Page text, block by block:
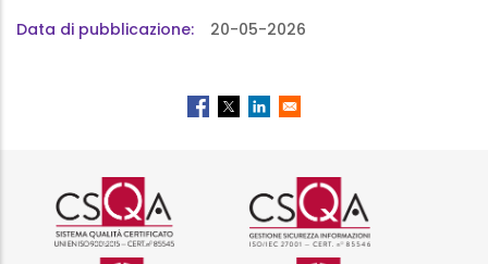
Data di pubblicazione 20-05-2026
Logo certificazione ISO 9001
Logo